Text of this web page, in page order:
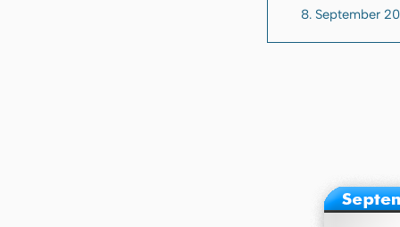
8. September